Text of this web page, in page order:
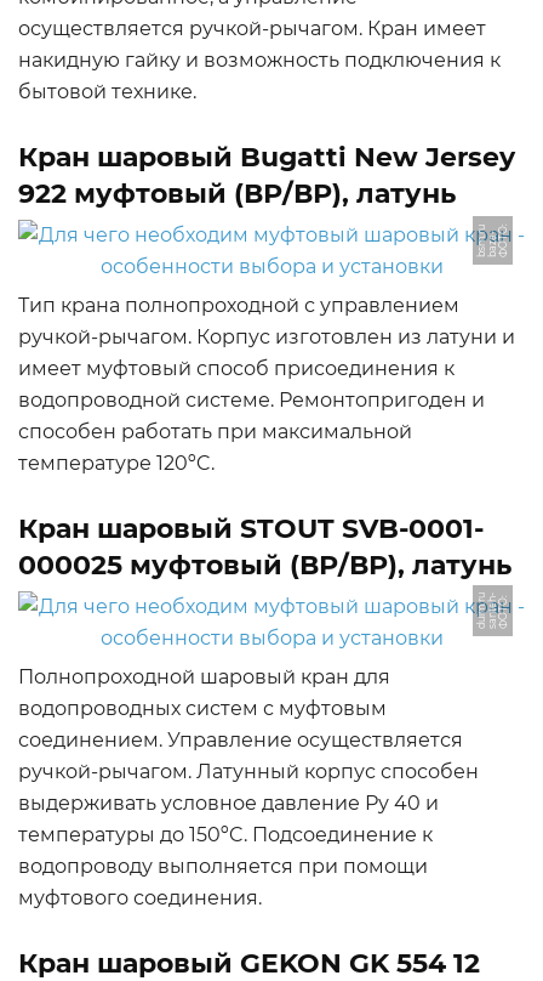
осуществляется ручкой-рычагом. Кран имеет
накидную гайку и возможность подключения к
бытовой технике.
Кран шаровый Bugatti New Jersey
922 муфтовый (ВР/ВР), латунь
Ф
О
Т
О:
b
a
z
a
-b
s
m.
r
u
Тип крана полнопроходной с управлением
ручкой-рычагом. Корпус изготовлен из латуни и
имеет муфтовый способ присоединения к
водопроводной системе. Ремонтопригоден и
способен работать при максимальной
температуре 120ºC.
Кран шаровый STOUT SVB-0001-
000025 муфтовый (ВР/ВР), латунь
Ф
О
Т
О:
s
a
n
t
e
h
-
d
ui
m.
r
u
Полнопроходной шаровый кран для
водопроводных систем с муфтовым
соединением. Управление осуществляется
ручкой-рычагом. Латунный корпус способен
выдерживать условное давление Ру 40 и
температуры до 150ºC. Подсоединение к
водопроводу выполняется при помощи
муфтового соединения.
Кран шаровый GEKON GK 554 12